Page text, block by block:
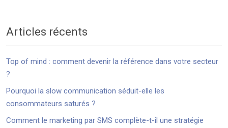
Articles récents
Top of mind : comment devenir la référence dans votre secteur
?
Pourquoi la slow communication séduit-elle les
consommateurs saturés ?
Comment le marketing par SMS complète-t-il une stratégie